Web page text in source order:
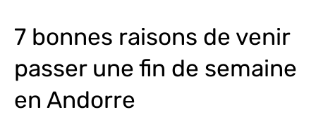
7 bonnes raisons de venir
passer une fin de semaine
en Andorre